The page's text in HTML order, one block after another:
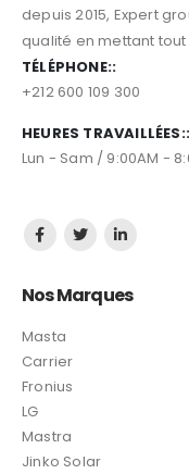
depuis 2015, Expert
qualité en mettant
TÉLÉPHONE::
+212 600 109 300
HEURES TRAVAILLÉES::
Lun - Sam / 9:00AM -
Nos Marques
Masta
Carrier
Fronius
LG
Mastra
Jinko Solar